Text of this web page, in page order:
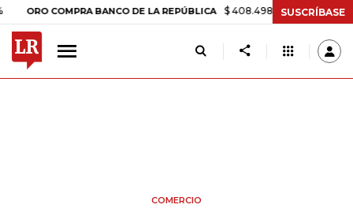
COMPRA BANCO DE LA REPÚBLICA $ 408.498,97 +$ 8.753,81 +2,19%
SUSCRÍBASE
COMERCIO